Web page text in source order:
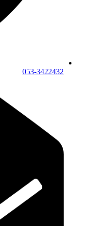
053-3422432